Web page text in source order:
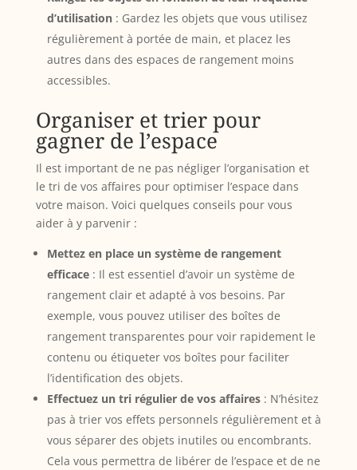
d’utilisation: Gardez les objets que vous utilisez
régulièrement à portée de main, et placez les
autres dans des espaces de rangement moins
accessibles.
Organiser et trier pour
gagner de l’espace
Il est important de ne pas négliger l’organisation et
le tri de vos affaires pour optimiser l’espace dans
votre maison. Voici quelques conseils pour vous
aider à y parvenir :
Mettez en place un système de rangement
efficace: Il est essentiel d’avoir un système de
rangement clair et adapté à vos besoins. Par
exemple, vous pouvez utiliser des boîtes de
rangement transparentes pour voir rapidement le
contenu ou étiqueter vos boîtes pour faciliter
l’identification des objets.
Effectuez un tri régulier de vos affaires: N’hésitez
pas à trier vos effets personnels régulièrement et à
vous séparer des objets inutiles ou encombrants.
Cela vous permettra de libérer de l’espace et de ne